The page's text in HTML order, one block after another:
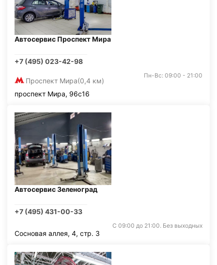
Автосервис Проспект Мира
+7 (495) 023-42-98
Проспект Мира(0,4 км)
Пн-Вс: 09:00 - 21:00
проспект Мира, 96с16
Автосервис Зеленоград
+7 (495) 431-00-33
С 09:00 до 21:00. Без выходных
Сосновая аллея, 4, стр. 3